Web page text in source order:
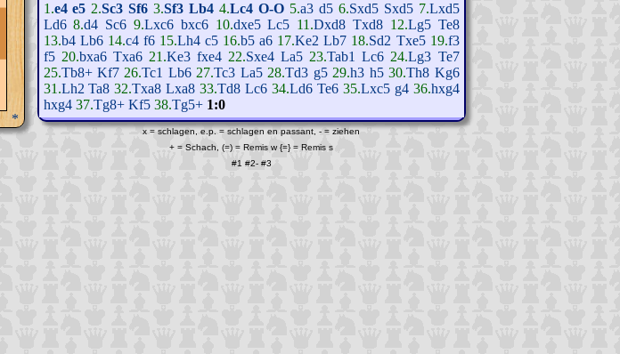
*
1.e4 e5 2.Sc3 Sf6 3.Sf3 Lb4 4.Lc4 O-O 5.a3 d5 6.Sxd5 Sxd5 7.Lxd5
Ld6 8.d4 Sc6 9.Lxc6 bxc6 10.dxe5 Lc5 11.Dxd8 Txd8 12.Lg5 Te8
13.b4 Lb6 14.c4 f6 15.Lh4 c5 16.b5 a6 17.Ke2 Lb7 18.Sd2 Txe5 19.f3
f5 20.bxa6 Txa6 21.Ke3 fxe4 22.Sxe4 La5 23.Tab1 Lc6 24.Lg3 Te7
25.Tb8+ Kf7 26.Tc1 Lb6 27.Tc3 La5 28.Td3 g5 29.h3 h5 30.Th8 Kg6
31.Lh2 Ta8 32.Txa8 Lxa8 33.Td8 Lc6 34.Ld6 Te6 35.Lxc5 g4 36.hxg4
hxg4 37.Tg8+ Kf5 38.Tg5+ 1:0
x = schlagen, e.p. = schlagen en passant, - = ziehen
+ = Schach, (=) = Remis w {=} = Remis s
#1 #2-#3